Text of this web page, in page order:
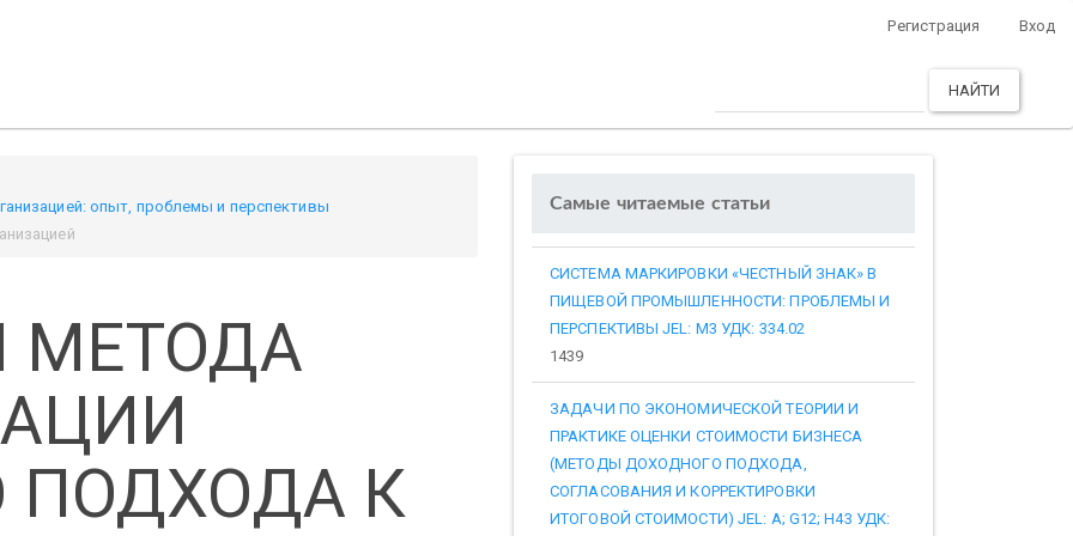
Регистрация Вход
НАЙТИ
опыт, проблемы и перспективы
МЕТОДА
ПОДХОДА К
Самые читаемые статьи
СИСТЕМА МАРКИРОВКИ «ЧЕСТНЫЙ ЗНАК» В
ПИЩЕВОЙ ПРОМЫШЛЕННОСТИ: ПРОБЛЕМЫ И
ПЕРСПЕКТИВЫ JEL: M3 УДК: 334.02
1439
ЗАДАЧИ ПО ЭКОНОМИЧЕСКОЙ ТЕОРИИ И
ПРАКТИКЕ ОЦЕНКИ СТОИМОСТИ БИЗНЕСА
(МЕТОДЫ ДОХОДНОГО ПОДХОДА,
СОГЛАСОВАНИЯ И КОРРЕКТИРОВКИ
ИТОГОВОЙ СТОИМОСТИ) JEL: A; G12; H43 УДК: